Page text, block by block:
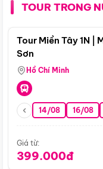
TOUR TRONG
Tour Miền Tây 1N |
Sơn
Hồ Chí Minh
14/08 16/08
Giá từ:
399.000đ